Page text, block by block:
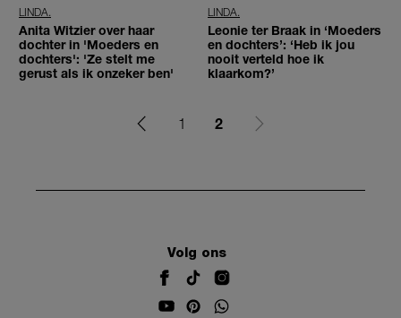
LINDA.
Anita Witzier over haar
dochter in 'Moeders en
dochters': 'Ze stelt me
gerust als ik onzeker ben'
LINDA.
Leonie ter Braak in ‘Moeders
en dochters’: ‘Heb ik jou
nooit verteld hoe ik
klaarkom?’
1 2
Volg ons